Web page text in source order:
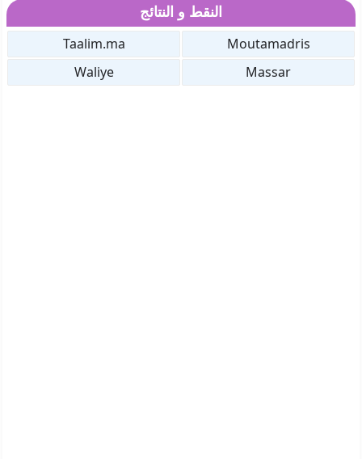
النقط و النتائج
Moutamadris
Taalim.ma
Massar
Waliye